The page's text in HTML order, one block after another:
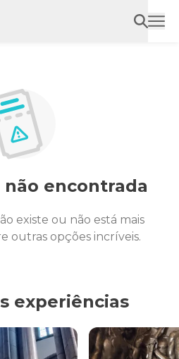
não encontrada
existe ou não está mais
outras opções incríveis.
experiências